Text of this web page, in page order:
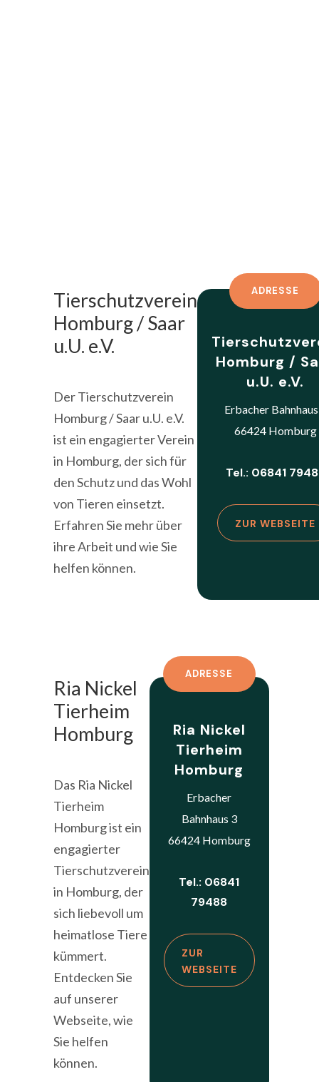
Tierschutzverein
Homburg / Saar
u.U. e.V.
Der Tierschutzverein
Homburg / Saar u.U. e.V.
ist ein engagierter Verein
in Homburg, der sich für
den Schutz und das Wohl
von Tieren einsetzt.
Erfahren Sie mehr über
ihre Arbeit und wie Sie
helfen können.
ADRESSE
Homburg /
u.U. e.V.
Erbacher
66424 Homburg
Tel.: 06841
ZUR WEBSEITE
Ria Nickel
Tierheim
Homburg
Das Ria Nickel
Tierheim
Homburg ist ein
engagierter
Tierschutzverein
in Homburg, der
sich liebevoll um
heimatlose Tiere
kümmert.
Entdecken Sie
auf unserer
Webseite, wie
Sie helfen
können.
ADRESSE
Ria Nickel
Tierheim
Homburg
Erbacher
Bahnhaus 3
66424 Homburg
Tel.: 06841
79488
ZUR
WEBSEITE